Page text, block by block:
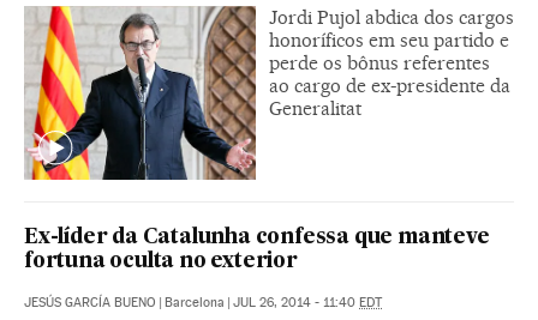
Jordi Pujol abdica dos cargos
honoríficos em seu partido e
perde os bônus referentes
ao cargo de ex-presidente da
Generalitat
Ex-líder da Catalunha confessa que manteve
fortuna oculta no exterior
JESÚS GARCÍA BUENO Barcelona JUL 26, 2014 - 11:40 EDT